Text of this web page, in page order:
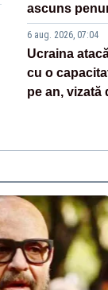
ascuns
6 aug. 2026, 07:04
Ucraina
cu o
pe an, vizată